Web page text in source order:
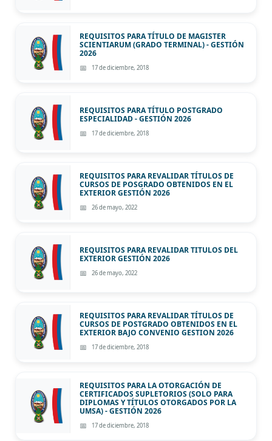
REQUISITOS PARA TÍTULO DE MAGISTER
SCIENTIARUM (GRADO TERMINAL) - GESTIÓN
2026
17 de diciembre, 2018
REQUISITOS PARA TÍTULO POSTGRADO
ESPECIALIDAD - GESTIÓN 2026
17 de diciembre, 2018
REQUISITOS PARA REVALIDAR TÍTULOS DE
CURSOS DE POSGRADO OBTENIDOS EN EL
EXTERIOR GESTIÓN 2026
26 de mayo, 2022
REQUISITOS PARA REVALIDAR TITULOS DEL
EXTERIOR GESTIÓN 2026
26 de mayo, 2022
REQUISITOS PARA REVALIDAR TÍTULOS DE
CURSOS DE POSTGRADO OBTENIDOS EN EL
EXTERIOR BAJO CONVENIO GESTION 2026
17 de diciembre, 2018
REQUISITOS PARA LA OTORGACIÓN DE
CERTIFICADOS SUPLETORIOS (SOLO PARA
DIPLOMAS Y TÍTULOS OTORGADOS POR LA
UMSA) - GESTIÓN 2026
17 de diciembre, 2018